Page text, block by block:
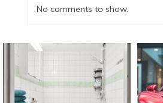
No comments to show.